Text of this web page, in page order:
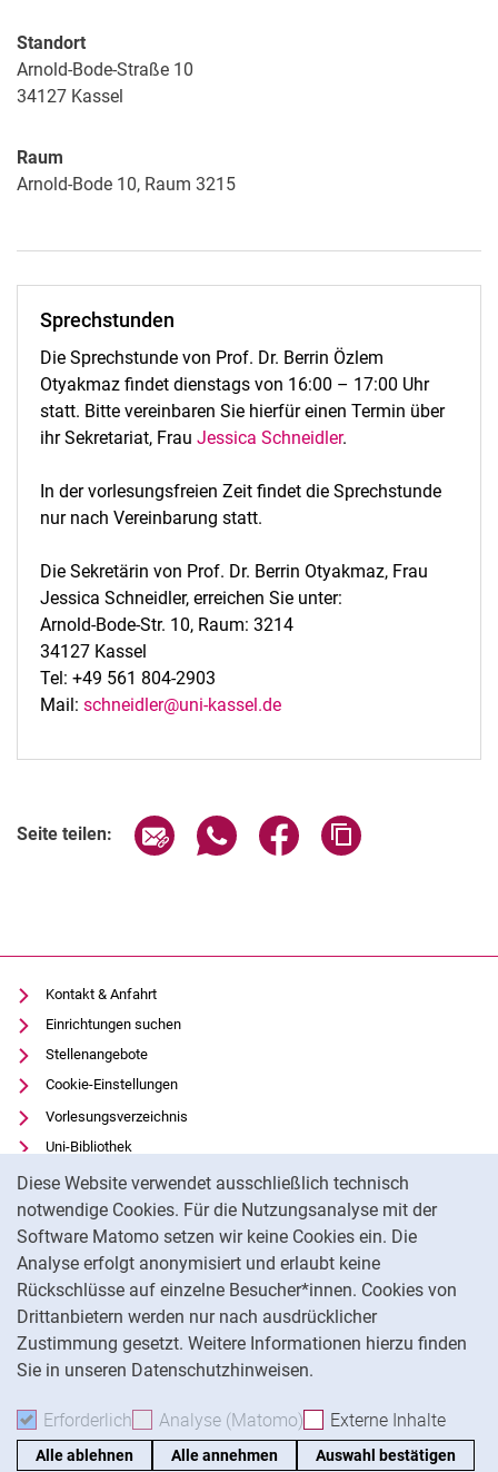
Diese Website verwendet ausschließlich technisch
notwendige Cookies. Für die Nutzungsanalyse mit der
Software Matomo setzen wir keine Cookies ein. Die
Analyse erfolgt anonymisiert und erlaubt keine
Rückschlüsse auf einzelne Besucher*innen. Cookies von
Drittanbietern werden nur nach ausdrücklicher
Zustimmung gesetzt. Weitere Informationen hierzu finden
Sie in unseren Datenschutzhinweisen.
Erforderlich Erforderliche Cookies akzeptieren
Analyse (Matomo) Analyse-Cookies
Externe Inhalte
Alle ablehnen Alle annehmen Auswahl bestätigen
Standort
Arnold-Bode-Straße 10
34127 Kassel
Raum
Arnold-Bode 10, Raum 3215
Sprechstunden
Die Sprechstunde von Prof. Dr. Berrin Özlem
Otyakmaz findet dienstags von 16:00 – 17:00 Uhr
statt. Bitte vereinbaren Sie hierfür einen Termin über
ihr Sekretariat, Frau Jessica Schneidler.
In der vorlesungsfreien Zeit findet die Sprechstunde
nur nach Vereinbarung statt.
Die Sekretärin von Prof. Dr. Berrin Otyakmaz, Frau
Jessica Schneidler, erreichen Sie unter:
Arnold-Bode-Str. 10, Raum: 3214
34127 Kassel
Tel: +49 561 804-2903
Mail: schneidler@uni-kassel.de
Seite teilen: Seite über E-Mail teilen
Seite über WhatsApp teilen
Seite über Facebook
Kontakt & Anfahrt
Einrichtungen suchen
Stellenangebote
Cookie-Einstellungen
Vorlesungsverzeichnis
Uni-Bibliothek
Moodle
Panopto
Datenschutz
Barrierefreiheit
Transparenter KI-Einsatz